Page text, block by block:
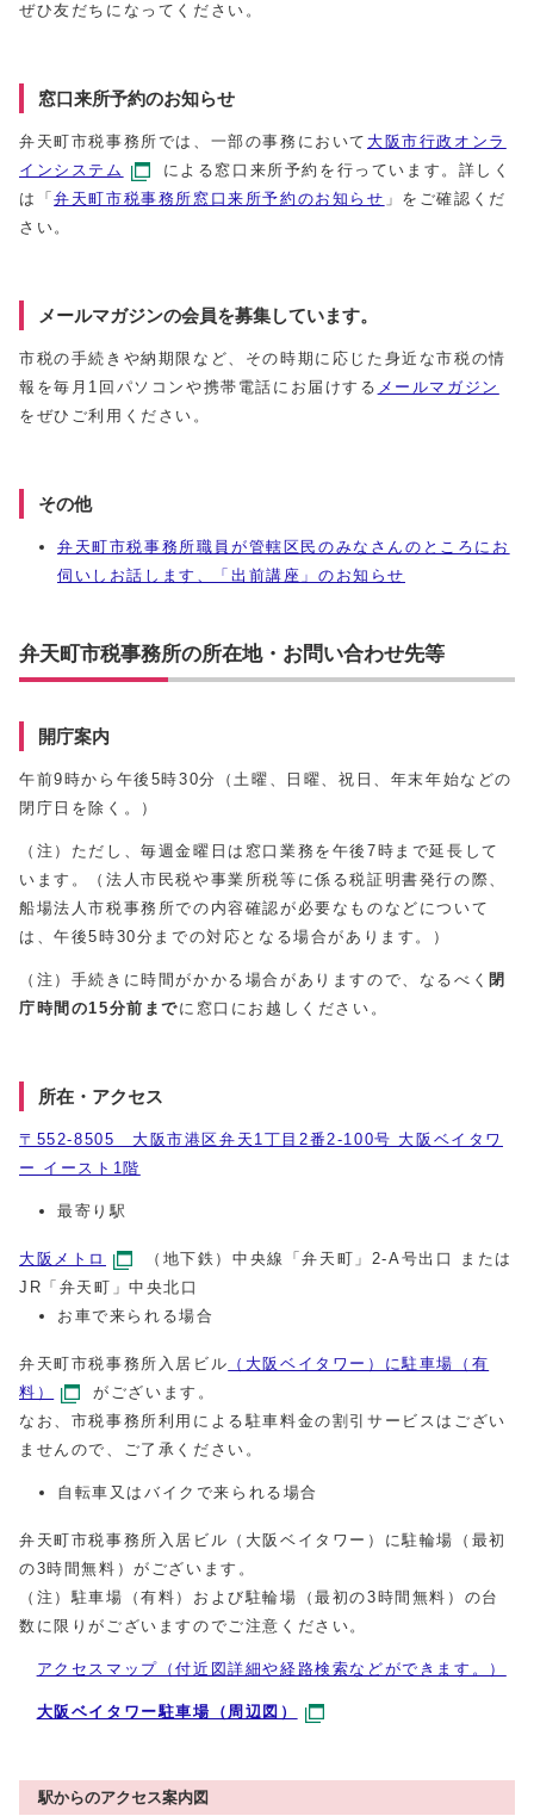
ぜひ友だちになってください。
窓口来所予約のお知らせ
弁天町市税事務所では、一部の事務において 大阪市行政オンラ
インシステム
による窓口来所予約を行っています。詳しく
は「弁天町市税事務所窓口来所予約のお知らせ 」をご確認くだ
さい。
メールマガジンの会員を募集しています。
市税の手続きや納期限など、その時期に応じた身近な市税の情
報を毎月1回パソコンや携帯電話に お届けする メールマガジン
をぜひご利用ください。
その他
弁天町市税事務所職員が管轄区民のみなさんのところにお
伺いしお話します、「出前講座」のお知らせ
弁天町市税事務所の所在地・お問い合わせ先等
開庁案内
午前9時から午後5時30分（土曜、日曜、祝日、年末年始などの
閉庁日を除く。）
（注）ただし、毎週金曜日は窓口業務を午後7時まで延長して
います。（法人市民税や事業所税等に係る税証明書発行の際、
船場法人市税事務所での内容確認が必要なものなどについて
は、午後5時30分までの対応となる場合があります。）
（注）手続きに時間がかかる場合がありますので、なるべく 閉
庁 時間の15分前までに窓口にお越しください。
所在・アクセス
〒552-8505 大阪市港区弁天1丁目2番2-100号 大阪ベイタワ
ー イースト1階
最寄り駅
大阪メトロ
（地下鉄）中央線「弁天町」2-A号出口 または
JR「弁天町」中央北口
お車で来られる場合
弁天町市税事務所入居ビル （大阪ベイタワー）に駐車場（有
料）
がございます。
なお、市税事務所利用による駐車料金の割引サービスはござい
ませんので、ご了承ください。
自転車又はバイクで来られる場合
弁天町市税事務所入居ビル（大阪ベイタワー）に駐輪場（最初
の3時間無料）がございます。
（注）駐車場（有料）および駐輪場（最初の3時間無料）の台
数に限りがございますのでご注意ください。
アクセスマップ（付近図詳細や経路検索などができます。）
大阪ベイタワー駐車場（周辺図）
駅からのアクセス案内図